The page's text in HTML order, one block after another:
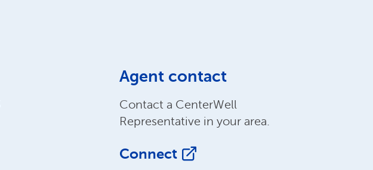
Agent contact
Contact a CenterWell
Representative in your area.
Connect